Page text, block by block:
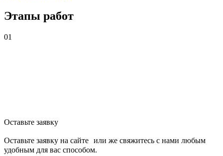
Этапы работ
01
Оставьте заявку
Оставьте заявку на сайте или же свяжитесь с нами любым
удобным для вас способом.